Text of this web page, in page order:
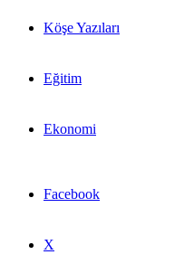
Köşe Yazıları
Eğitim
Ekonomi
Facebook
X